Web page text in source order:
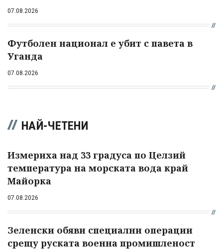
07.08.2026
Футболен национал е убит с павета в
Уганда
07.08.2026
НАЙ-ЧЕТЕНИ
Измериха над 33 градуса по Целзий
температура на морската вода край
Майорка
07.08.2026
Зеленски обяви специални операции
срещу руската военна промишленост